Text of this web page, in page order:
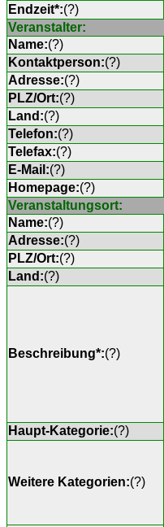
Endzeit*:(?)
Veranstalter:
Name:(?)
Kontaktperson:(?)
Adresse:(?)
PLZ/Ort:(?)
Land:(?)
Telefon:(?)
Telefax:(?)
E-Mail:(?)
Homepage:(?)
Veranstaltungsort:
Name:(?)
Adresse:(?)
PLZ/Ort:(?)
Land:(?)
Beschreibung*:(?)
Haupt-Kategorie:(?)
Weitere Kategorien:(?)